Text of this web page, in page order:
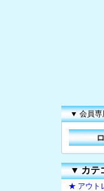
▼ 会員専
▼カテ
★ アウト